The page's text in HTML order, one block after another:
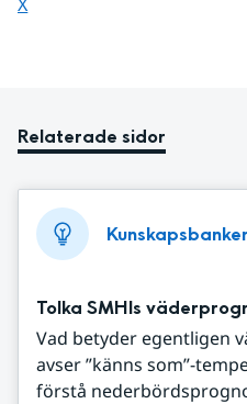
Relaterade sidor
Tolka SMHIs
Vad betyder egentligen
avser ”känns som”-
förstå